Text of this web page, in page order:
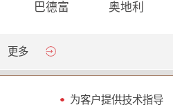
巴德富 奥地利
更多
为客户提供技术指导